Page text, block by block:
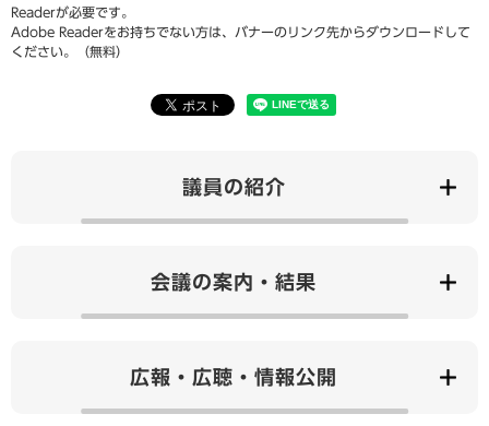
Readerが必要です。
Adobe Readerをお持ちでない方は、バナーのリンク先からダウンロードして
ください。（無料）
議員の紹介
会議の案内・結果
広報・広聴・情報公開